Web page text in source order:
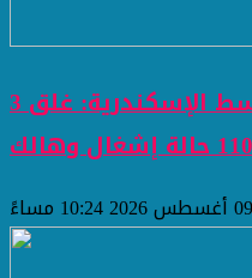
جهود مكثفة بحي وسط الإسكندرية: غلق 3